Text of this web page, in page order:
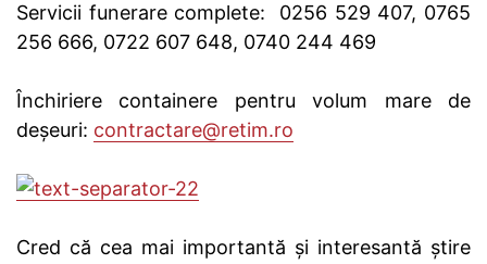
Servicii funerare complete: 0256 529 407, 0765
256 666, 0722 607 648, 0740 244 469
Închiriere containere pentru volum mare de
deșeuri: contractare@retim.ro
Cred că cea mai importantă și interesantă știre